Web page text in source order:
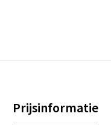
Prijsinformatie